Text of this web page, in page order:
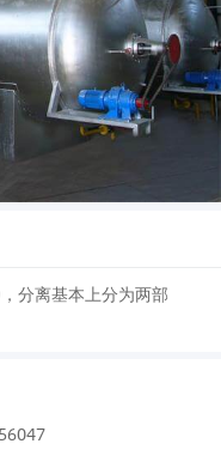
分离基本上分为两部